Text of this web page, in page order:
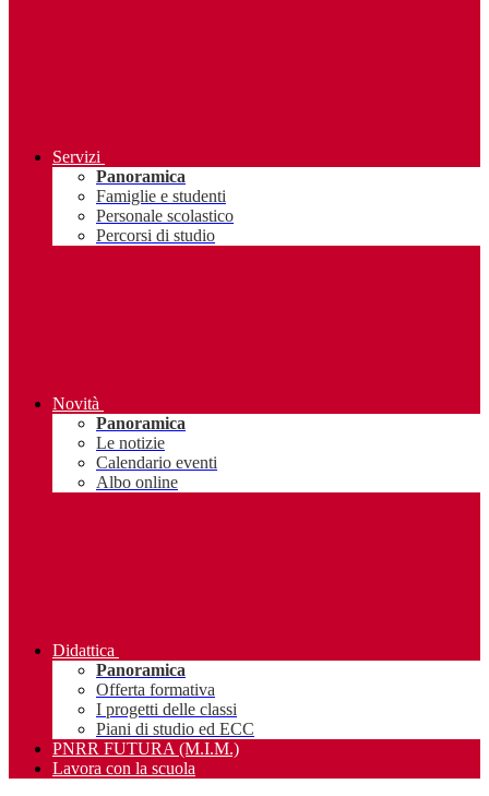
Servizi
Panoramica
Famiglie e studenti
Personale scolastico
Percorsi di studio
Novità
Panoramica
Le notizie
Calendario eventi
Albo online
Didattica
Panoramica
Offerta formativa
I progetti delle classi
Piani di studio ed ECC
PNRR FUTURA (M.I.M.)
Lavora con la scuola